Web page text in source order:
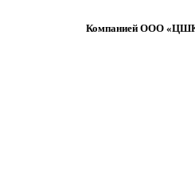
Компанией ООО «ЦШК»